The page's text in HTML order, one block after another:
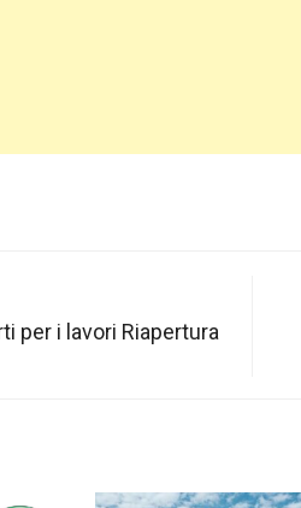
per i lavori Riapertura